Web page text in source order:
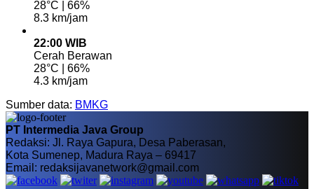
28°C | 66%
8.3 km/jam
22:00 WIB
Cerah Berawan
28°C | 66%
4.3 km/jam
Sumber data: BMKG
PT Intermedia Java Group
Redaksi: Jl. Raya Gapura, Desa Paberasan,
Kota Sumenep, Madura Raya – 69417
Email: redaksijavanetwork@gmail.com